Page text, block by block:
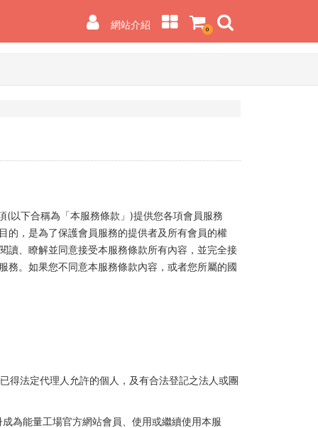
網站介紹 0
以下合稱為「本服務條款」)提供您各項會員服務
的，是為了保護會員服務的提供者及所有會員的權
讀、瞭解並同意接受本服務條款所有內容，並完全接
務。如果您不同意本服務條款內容，或者您所屬的國
得法定代理人允許的個人，及有合法登記之法人或團
為能量工場官方網站會員、使用或繼續使用本服